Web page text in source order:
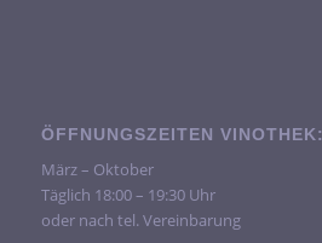
ÖFFNUNGSZEITEN VINOTHEK:
März – Oktober
Täglich 18:00 – 19:30 Uhr
oder nach tel. Vereinbarung